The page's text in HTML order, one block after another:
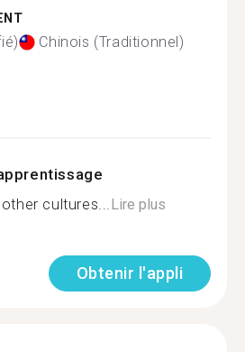
Chinois (Traditionnel)
cultures... Lire plus
Obtenir l'appli